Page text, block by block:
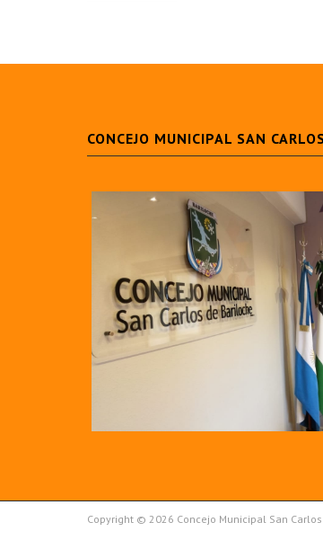
CONCEJO MUNICIPAL SAN
Copyright © 2026 Concejo Municipal San